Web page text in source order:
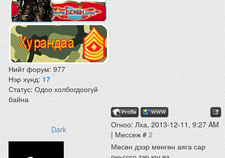
Нийт форум:977
Нэр хүнд:17
Статус:Одоо холбогдоогүй
байна
Dark
Огноо: Лха, 2013-12-11, 9:27 AM
| Мессеж #2
Мөсөн дээр мөнгөн аяга сар